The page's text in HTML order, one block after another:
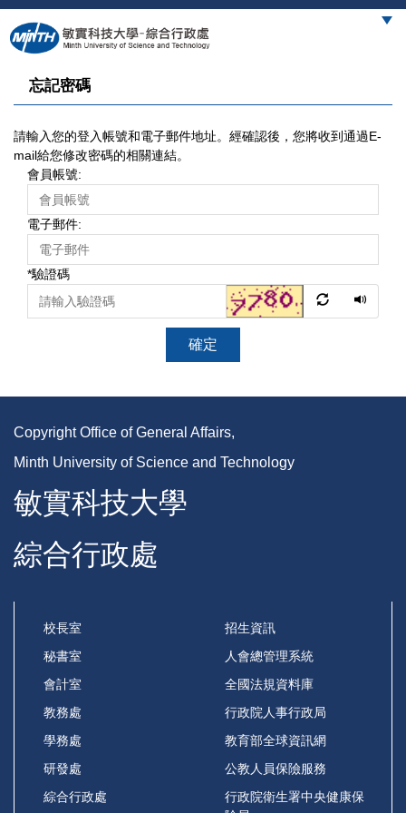
跳
到
主
容
區
忘記密碼
請輸入您的登入帳號和電子郵件地址。經確認後，您將收到通過E-
mail給您修改密碼的相關連結。
會員帳號:
電子郵件:
*驗證碼
確定
Copyright Office of General Affairs,
Minth University of Science and Technology
敏實科技大學
綜合行政處
校長室
秘書室
會計室
教務處
學務處
研發處
綜合行政處
招生資訊
人會總管理系統
全國法規資料庫
行政院人事行政局
教育部全球資訊網
公教人員保險服務
行政院衛生署中央健康保